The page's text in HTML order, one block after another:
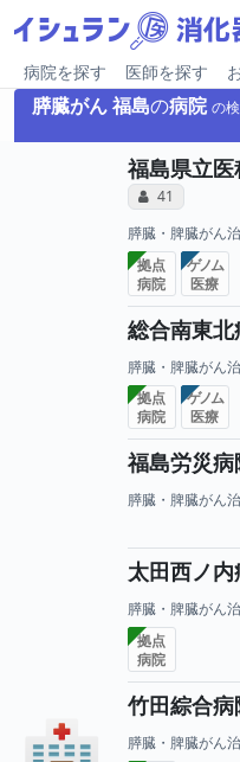
病院を探す 医師を探す
膵臓がん福島の病院 の
福島県立
コミュニケー
41 所属
膵臓・脾臓がん
拠点
病院
ゲノム
医療
総合南東北
膵臓・脾臓がん
拠点
病院
ゲノム
医療
福島労災病
膵臓・脾臓がん
太田西ノ内
膵臓・脾臓がん
拠点
病院
竹田綜合病
膵臓・脾臓がん